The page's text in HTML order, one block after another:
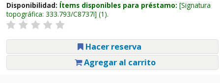
Disponibilidad: Ítems disponibles para préstamo: Signatura
topográfica: 333.793/C8737i (1).
Hacer reserva
Agregar al carrito